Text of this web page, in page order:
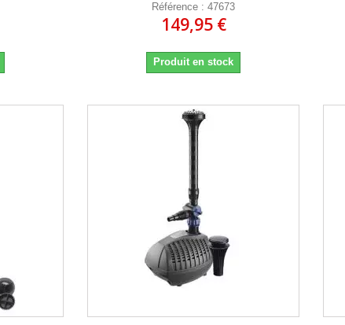
Référence : 47673
149,95 €
Produit en stock